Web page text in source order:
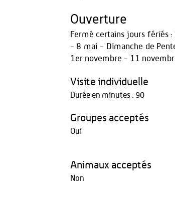
Ouverture
Fermé certains jours fériés
- 8 mai - Dimanche de
1er novembre - 11
Visite individuelle
Durée en minutes : 90
Groupes acceptés
Oui
Animaux acceptés
Non